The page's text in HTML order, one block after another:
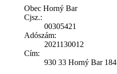
Obec Horný Bar
Cjsz.:
00305421
Adószám:
2021130012
Cím:
930 33 Horný Bar 184